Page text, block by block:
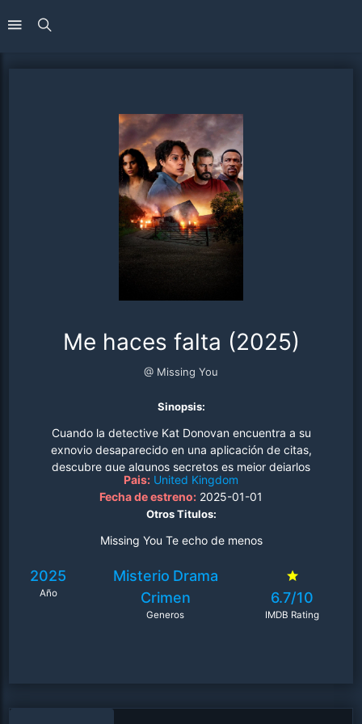
Me haces falta (2025)
@ Missing You
Sinopsis:
Cuando la detective Kat Donovan encuentra a su
exnovio desaparecido en una aplicación de citas,
descubre que algunos secretos es mejor dejarlos
enterrados..
Pais: United Kingdom
Fecha de estreno: 2025-01-01
Otros Titulos:
Missing You Te echo de menos
2025
Año
Misterio Drama
Crimen
Generos
6.7/10
IMDB Rating